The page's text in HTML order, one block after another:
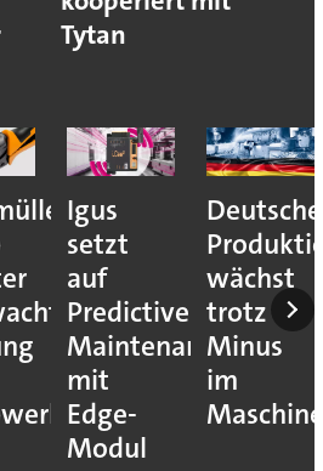
Tytan
Igus
setzt
auf
Predictive
Maintenance
mit
Edge-
Modul
Deutsche
wächst
trotz
Minus
im